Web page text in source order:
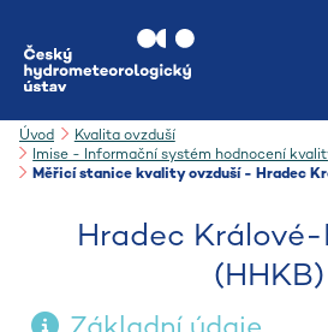
Úvod
Kvalita ovzduší
Imise - Informační systém hodnocení
Měřicí stanice kvality ovzduší - Hradec
Hradec
(HHKB)